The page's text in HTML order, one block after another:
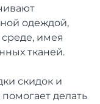
одеждой,
имея
тканей.
скидок и
делать